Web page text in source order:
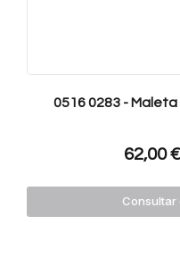
0516 0283 -
62,00€
Consultar